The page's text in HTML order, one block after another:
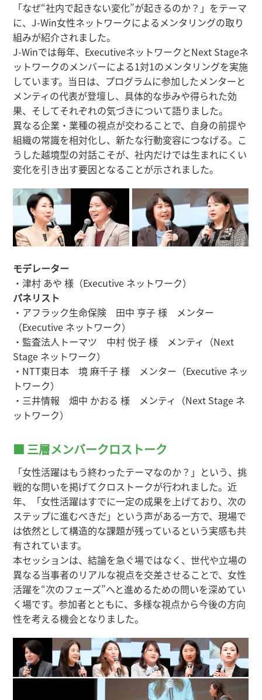
「なぜ“社内で起きない変化”が起きるのか？」をテーマ
に、J-Win女性ネットワークによるメンタリングの取り
組みが紹介されました。
J-Winでは毎年、ExecutiveネットワークとNext Stageネ
ットワークのメンバーによる1対1のメンタリングを実施
しています。当日は、プログラムに参加したメンターと
メンティの代表が登壇し、具体的な歩みや得られた効
果、そしてそれぞれの気づきについて語りました。
異なる企業・業種の視点が交わることで、自身の前提や
組織の常識を相対化し、新たな行動変容につなげる。こ
うした越境型の対話こそが、社内だけでは生まれにくい
変化を引き出す要因となることが示されました。
モデレーター
・津村 あや 様（Executive ネットワーク）
パネリスト
・アフラック生命保険 田中 亨子 様 メンター
（Executive ネットワーク）
・監査法人トーマツ 中村 悦子 様 メンティ（Next
Stage ネットワーク）
・NTT東日本 境 麻千子 様 メンター（Executive ネッ
トワーク）
・三井情報 畑中 かおる 様 メンティ（Next Stage ネ
ットワーク）
■ 三層メンバークロストーク
「女性活躍はもう終わったテーマなのか？」という、挑
戦的な問いを掲げてクロストークが行われました。近
年、「女性活躍はすでに一定の成果を上げており、次の
ステップに進むべきだ」という声がある一方で、現場で
は依然として構造的な課題が残っているという実感も共
有されています。
本セッションは、結論を急ぐ場ではなく、世代や立場の
異なる当事者のリアルな視点を交差させることで、女性
活躍を“次のフェーズ”へと進めるための問いを深めてい
く場です。参加者とともに、多様な視点から今後の方向
性を考える機会となりました。